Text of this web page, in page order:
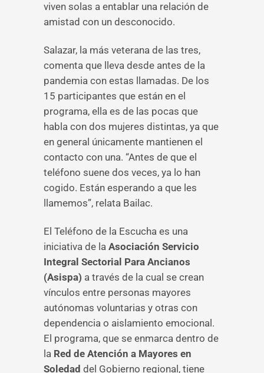
viven solas a entablar una relación de
amistad con un desconocido.
Salazar, la más veterana de las tres,
comenta que lleva desde antes de la
pandemia con estas llamadas. De los
15 participantes que están en el
programa, ella es de las pocas que
habla con dos mujeres distintas, ya que
en general únicamente mantienen el
contacto con una. “Antes de que el
teléfono suene dos veces, ya lo han
cogido. Están esperando a que les
llamemos”, relata Bailac.
El Teléfono de la Escucha es una
iniciativa de la Asociación Servicio
Integral Sectorial Para Ancianos
(Asispa) a través de la cual se crean
vínculos entre personas mayores
autónomas voluntarias y otras con
dependencia o aislamiento emocional.
El programa, que se enmarca dentro de
la Red de Atención a Mayores en
Soledad del Gobierno regional, tiene